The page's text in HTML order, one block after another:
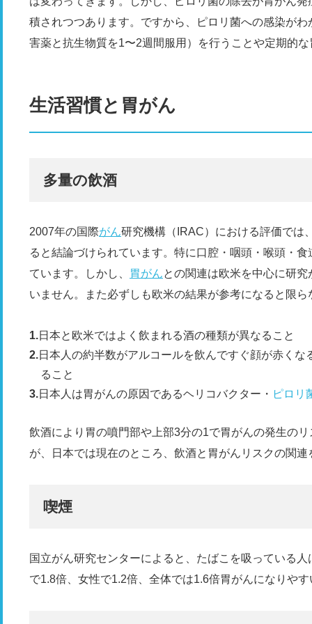
積されつつあります。ですから、ピロリ菌への感染が
害薬と抗生物質を1〜2週間服用）を行うことや定期的
生活習慣と胃がん
多量の飲酒
2007年の国際がん研究機構（IRAC）における評価では
ると結論づけられています。特に口腔・咽頭・喉頭・
ています。しかし、
胃がんとの関連は欧米を中心に研
いません。また必ずしも欧米の結果が参考になると限
日本と欧米ではよく飲まれる酒の種類が異なること
日本人の約半数がアルコールを飲んですぐ顔が赤く
ること
日本人は胃がんの原因であるヘリコバクター・ ピロリ
飲酒により胃の噴門部や上部3分の1で胃がんの発生の
が、日本では現在のところ、飲酒と胃がんリスクの関
喫煙
国立がん研究センターによると、たばこを吸っている
で1.8倍、女性で1.2倍、全体では1.6倍胃がんになりや